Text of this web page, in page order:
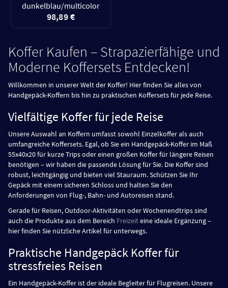
dunkelblau/multicolor
98,89 €
Koffer Kaufen – Strapazierfähige und
Moderne Koffersets Entdecken!
Willkommen in unserer Welt der Koffer! Hier finden Sie alles von
Handgepäck-Koffern bis hin zu praktischen Koffersets für jede Reise.
Vielfältige Koffer für jede Reise
Unsere Auswahl an Koffern umfasst sowohl Einzelkoffer als auch
umfangreiche Koffersets. Egal, ob Sie ein Handgepäck-Koffer im Maß
55x40x20 für kurze Trips oder einen großen Koffer für längere Reisen
benötigen – wir haben die passende Lösung für Sie. Die Koffer sind
robust, leichtgängig und bieten viel Stauraum. Schützen Sie Ihr
Gepäck mit einem sicheren Schloss und halten Sie den
Anforderungen von Flug-, Bahn- und Autoreisen stand.
Gerade für Reisen, Outdoor-Aktivitäten oder Wochenendtrips sind
auch die Produkte aus dem Bereich Freizeiteine ideale Ergänzung –
hier finden Sie nützliche Artikel für unterwegs.
Praktische Handgepäck Koffer für
stressfreies Reisen
Ein Handgepäck-Koffer ist der ideale Begleiter für Flugreisen. Unsere